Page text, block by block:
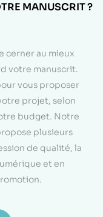
MANUSCRIT ?
cerner au mieux
votre manuscrit.
vous proposer
projet, selon
budget. Notre
plusieurs
de qualité, la
et en